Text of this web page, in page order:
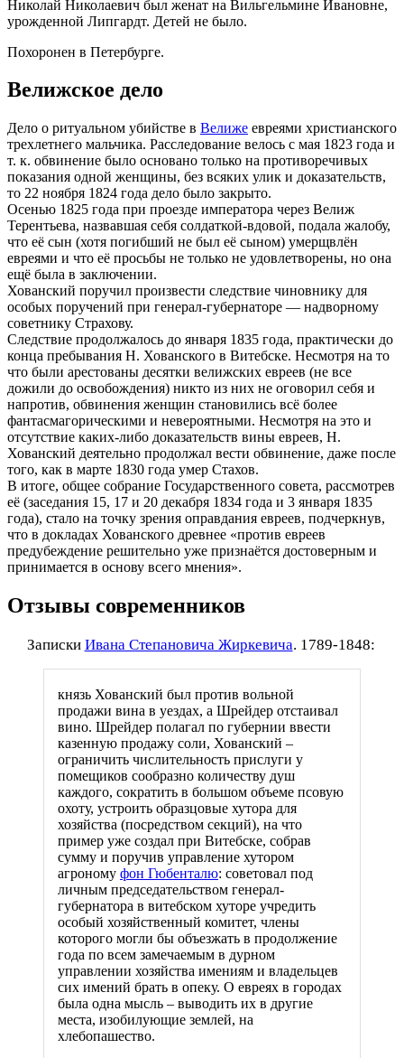
Николай Николаевич был женат на Вильгельмине Ивановне,
урожденной Липгардт. Детей не было.
Похоронен в Петербурге.
Велижское дело
Дело о ритуальном убийстве в Велиже евреями христианского
трехлетнего мальчика. Расследование велось с мая 1823 года и
т. к. обвинение было основано только на противоречивых
показания одной женщины, без всяких улик и доказательств,
то 22 ноября 1824 года дело было закрыто.
Осенью 1825 года при проезде императора через Велиж
Терентьева, назвавшая себя солдаткой-вдовой, подала жалобу,
что её сын (хотя погибший не был её сыном) умерщвлён
евреями и что её просьбы не только не удовлетворены, но она
ещё была в заключении.
Хованский поручил произвести следствие чиновнику для
особых поручений при генерал-губернаторе — надворному
советнику Страхову.
Следствие продолжалось до января 1835 года, практически до
конца пребывания Н. Хованского в Витебске. Несмотря на то
что были арестованы десятки велижских евреев (не все
дожили до освобождения) никто из них не оговорил себя и
напротив, обвинения женщин становились всё более
фантасмагорическими и невероятными. Несмотря на это и
отсутствие каких-либо доказательств вины евреев, Н.
Хованский деятельно продолжал вести обвинение, даже после
того, как в марте 1830 года умер Стахов.
В итоге, общее собрание Государственного совета, рассмотрев
её (заседания 15, 17 и 20 декабря 1834 года и 3 января 1835
года), стало на точку зрения оправдания евреев, подчеркнув,
что в докладах Хованского древнее «против евреев
предубеждение решительно уже признаётся достоверным и
принимается в основу всего мнения».
Отзывы современников
Записки Ивана Степановича Жиркевича. 1789-1848:
князь Хованский был против вольной
продажи вина в уездах, а Шрейдер отстаивал
вино. Шрейдер полагал по губернии ввести
казенную продажу соли, Хованский –
ограничить числительность прислуги у
помещиков сообразно количеству душ
каждого, сократить в большом объеме псовую
охоту, устроить образцовые хутора для
хозяйства (посредством секций), на что
пример уже создал при Витебске, собрав
сумму и поручив управление хутором
агроному фон Гюбенталю: советовал под
личным председательством генерал-
губернатора в витебском хуторе учредить
особый хозяйственный комитет, члены
которого могли бы объезжать в продолжение
года по всем замечаемым в дурном
управлении хозяйства имениям и владельцев
сих имений брать в опеку. О евреях в городах
была одна мысль – выводить их в другие
места, изобилующие землей, на
хлебопашество.